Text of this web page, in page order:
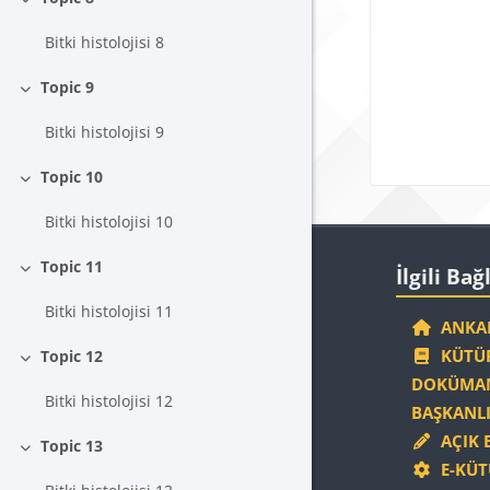
Daralt
Bitki histolojisi 8
Daralt
Topic 9
Bitki histolojisi 9
Daralt
Topic 10
Bitki histolojisi 10
Daralt
Topic 11
Bitki histolojisi 11
Daralt
Topic 12
Bitki histolojisi 12
Daralt
Topic 13
İlgili
AÇIK
E-